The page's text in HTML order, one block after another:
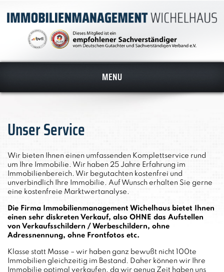
MENU
Unser Service
Wir bieten Ihnen einen umfassenden Komplettservice rund
um Ihre Immobilie. Wir haben 25 Jahre Erfahrung im
Immobilienbereich. Wir begutachten kostenfrei und
unverbindlich Ihre Immobilie. Auf Wunsch erhalten Sie gerne
eine kostenfreie Marktwertanalyse.
Die Firma Immobilienmanagement Wichelhaus bietet Ihnen
einen sehr diskreten Verkauf, also OHNE das Aufstellen
von Verkaufsschildern / Werbeschildern, ohne
Adressnennung, ohne Frontfotos etc.
Klasse statt Masse – wir haben ganz bewußt nicht 100te
Immobilien gleichzeitig im Bestand. Daher können wir Ihre
Immobilie optimal verkaufen, da wir genug Zeit haben uns
Datenschutz
Impressum